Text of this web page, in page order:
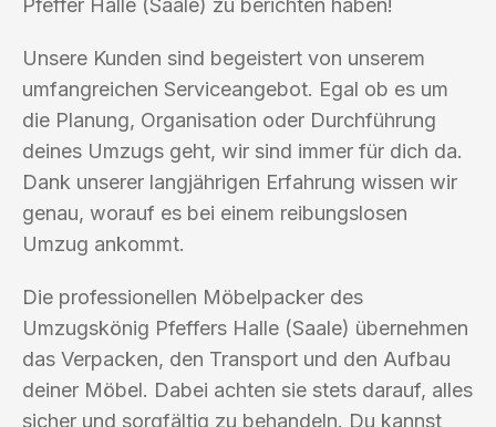
Pfeffer Halle (Saale) zu berichten haben!
Unsere Kunden sind begeistert von unserem
umfangreichen Serviceangebot. Egal ob es um
die Planung, Organisation oder Durchführung
deines Umzugs geht, wir sind immer für dich da.
Dank unserer langjährigen Erfahrung wissen wir
genau, worauf es bei einem reibungslosen
Umzug ankommt.
Die professionellen Möbelpacker des
Umzugskönig Pfeffers Halle (Saale) übernehmen
das Verpacken, den Transport und den Aufbau
deiner Möbel. Dabei achten sie stets darauf, alles
sicher und sorgfältig zu behandeln. Du kannst